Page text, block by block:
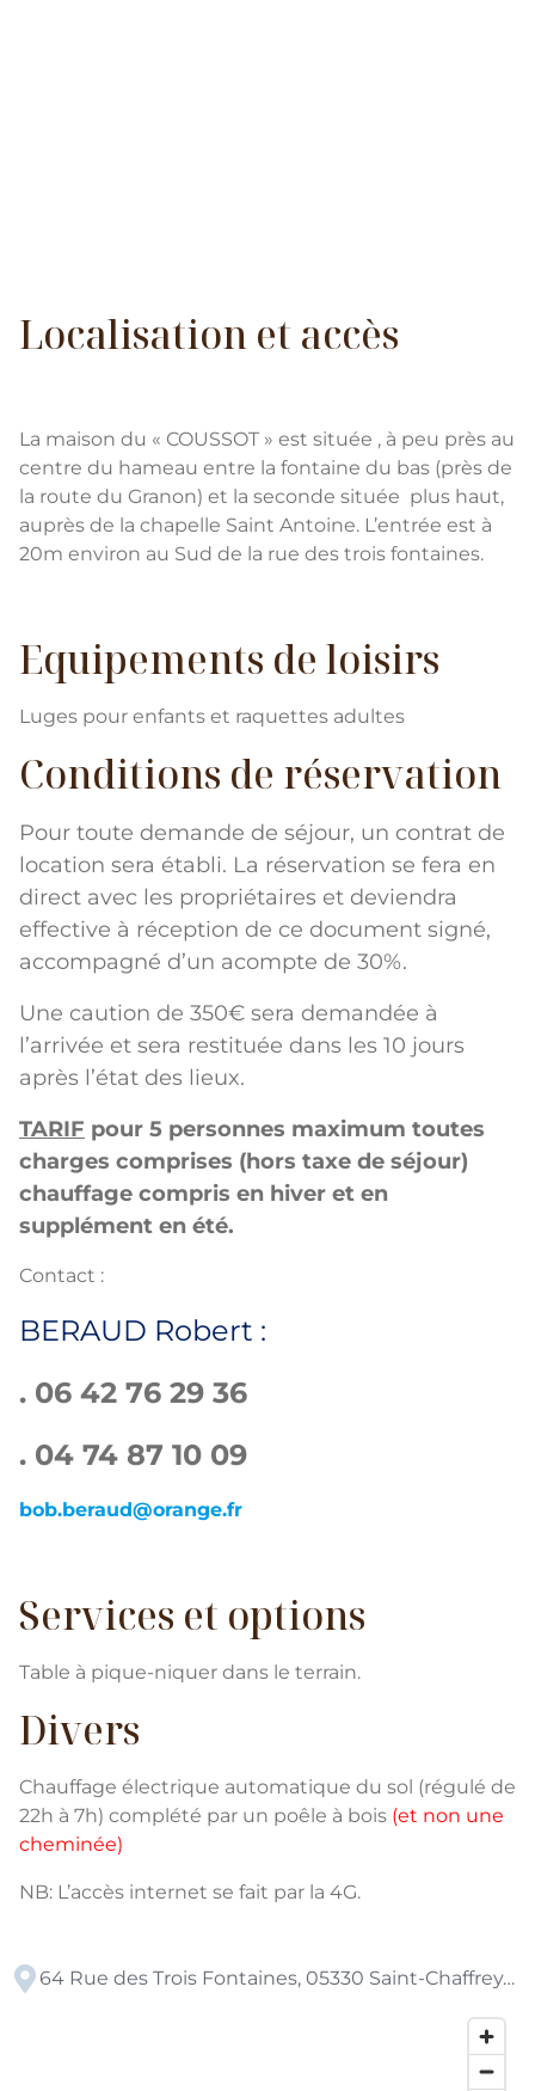
Localisation et accès
La maison du « COUSSOT » est située , à peu près au
centre du hameau entre la fontaine du bas (près de
la route du Granon) et la seconde située plus haut,
auprès de la chapelle Saint Antoine. L’entrée est à
20m environ au Sud de la rue des trois fontaines.
Equipements de loisirs
Luges pour enfants et raquettes adultes
Conditions de réservation
Pour toute demande de séjour, un contrat de
location sera établi. La réservation se fera en
direct avec les propriétaires et deviendra
effective à réception de ce document signé,
accompagné d’un acompte de 30%.
Une caution de 350€ sera demandée à
l’arrivée et sera restituée dans les 10 jours
après l’état des lieux.
TARIF pour 5 personnes maximum toutes
charges comprises (hors taxe de séjour)
chauffage compris en hiver et en
supplément en été.
Contact :
BERAUD Robert :
. 06 42 76 29 36
. 04 74 87 10 09
bob.beraud@orange.fr
Services et options
Table à pique-niquer dans le terrain.
Divers
Chauffage électrique automatique du sol (régulé de
22h à 7h) complété par un poêle à bois (et non une
cheminée)
NB: L’accès internet se fait par la 4G.
64 Rue des Trois Fontaines, 05330 Saint-Chaffrey, France